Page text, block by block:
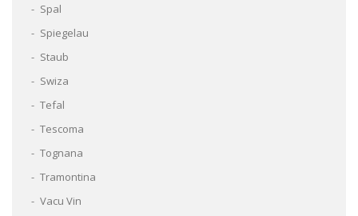
Spal
Spiegelau
Staub
Swiza
Tefal
Tescoma
Tognana
Tramontina
Vacu Vin